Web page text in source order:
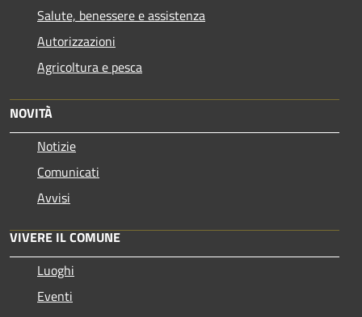
Salute, benessere e assistenza
Autorizzazioni
Agricoltura e pesca
NOVITÀ
Notizie
Comunicati
Avvisi
VIVERE IL COMUNE
Luoghi
Eventi